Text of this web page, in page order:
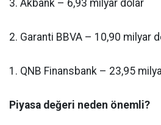
3. Akbank – 6,93 milyar dolar
2. Garanti BBVA – 10,90 milyar
1. QNB Finansbank – 23,95
Piyasa değeri neden önemli?